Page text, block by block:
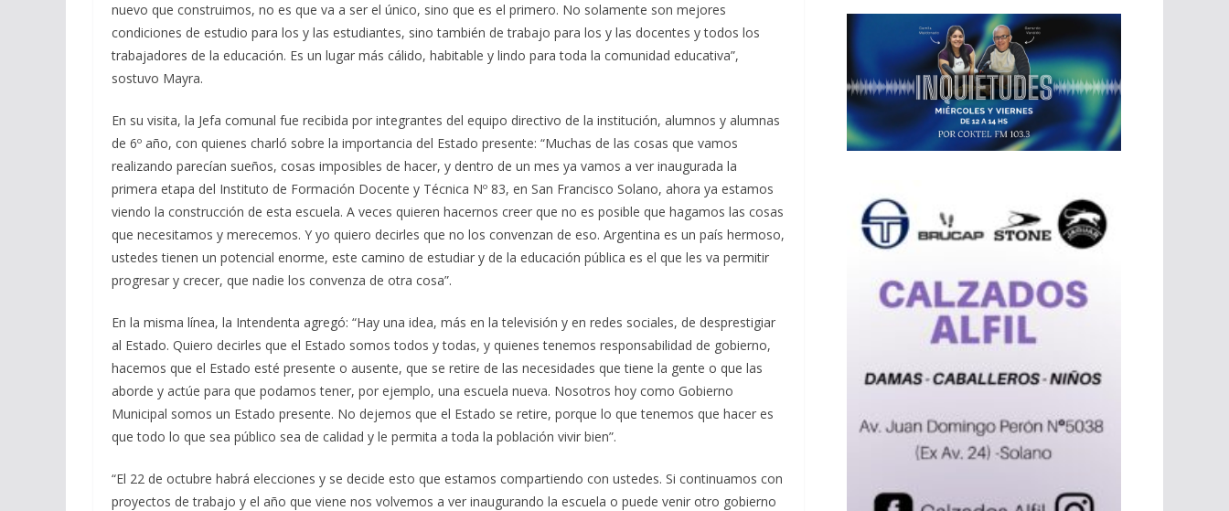
nuevo que construimos, no es que va a ser el único, sino que es el primero. No solamente son mejores
condiciones de estudio para los y las estudiantes, sino también de trabajo para los y las docentes y todos los
trabajadores de la educación. Es un lugar más cálido, habitable y lindo para toda la comunidad educativa”,
sostuvo Mayra.
En su visita, la Jefa comunal fue recibida por integrantes del equipo directivo de la institución, alumnos y alumnas
de 6º año, con quienes charló sobre la importancia del Estado presente: “Muchas de las cosas que vamos
realizando parecían sueños, cosas imposibles de hacer, y dentro de un mes ya vamos a ver inaugurada la
primera etapa del Instituto de Formación Docente y Técnica Nº 83, en San Francisco Solano, ahora ya estamos
viendo la construcción de esta escuela. A veces quieren hacernos creer que no es posible que hagamos las cosas
que necesitamos y merecemos. Y yo quiero decirles que no los convenzan de eso. Argentina es un país hermoso,
ustedes tienen un potencial enorme, este camino de estudiar y de la educación pública es el que les va permitir
progresar y crecer, que nadie los convenza de otra cosa”.
En la misma línea, la Intendenta agregó: “Hay una idea, más en la televisión y en redes sociales, de desprestigiar
al Estado. Quiero decirles que el Estado somos todos y todas, y quienes tenemos responsabilidad de gobierno,
hacemos que el Estado esté presente o ausente, que se retire de las necesidades que tiene la gente o que las
aborde y actúe para que podamos tener, por ejemplo, una escuela nueva. Nosotros hoy como Gobierno
Municipal somos un Estado presente. No dejemos que el Estado se retire, porque lo que tenemos que hacer es
que todo lo que sea público sea de calidad y le permita a toda la población vivir bien”.
“El 22 de octubre habrá elecciones y se decide esto que estamos compartiendo con ustedes. Si continuamos con
proyectos de trabajo y el año que viene nos volvemos a ver inaugurando la escuela o puede venir otro gobierno